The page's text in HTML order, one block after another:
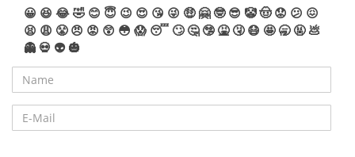
😀 😆 😂🤣 😊 😇 😉 😍 😘 😜 🤑 🤗 🤓 😎 🤡🤠 😟 😕 😖
😫 😩 😤 😠 😡 😲 😳 😱 😴 🙄 🤔 🤥 🤮 🤧 😷 🤩 🥱 🤬 💩
👻 💀 👽 🎃